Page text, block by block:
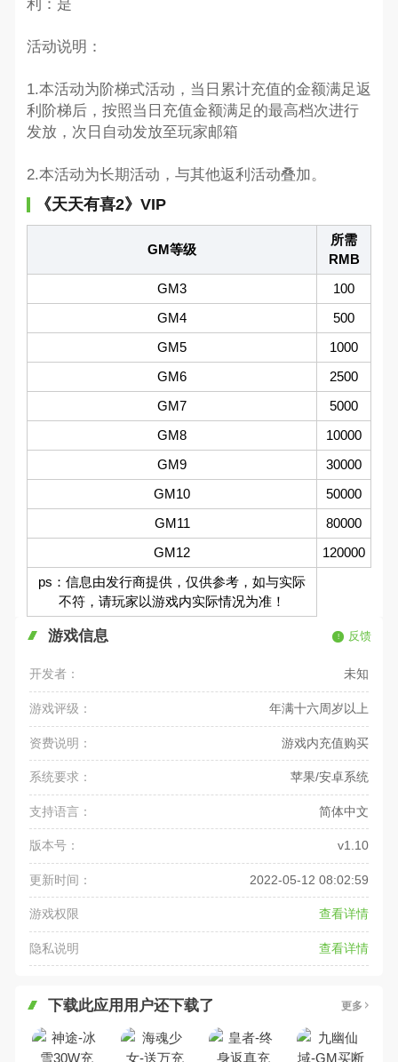
利：是
活动说明：
1.本活动为阶梯式活动，当日累计充值的金额满足返
利阶梯后，按照当日充值金额满足的最高档次进行
发放，次日自动发放至玩家邮箱
2.本活动为长期活动，与其他返利活动叠加。
《天天有喜2》VIP
GM等级
所需
RMB
GM3
100
GM4
500
GM5
1000
GM6
2500
GM7
5000
GM8
10000
GM9
30000
GM10
50000
GM11
80000
GM12
120000
ps：信息由发行商提供，仅供参考，如与实际
不符，请玩家以游戏内实际情况为准！
游戏信息 反馈
开发者： 未知
游戏评级： 年满十六周岁以上
资费说明： 游戏内充值购买
系统要求： 苹果/安卓系统
支持语言： 简体中文
版本号： v1.10
更新时间： 2022-05-12 08:02:59
游戏权限 查看详情
隐私说明 查看详情
下载此应用用户还下载了 更多